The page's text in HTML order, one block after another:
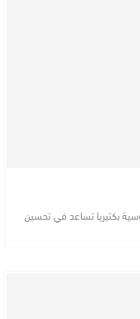
بكتيريا تساعد في تحسين